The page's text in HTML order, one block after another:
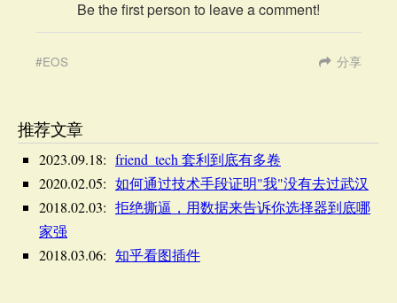
Be the first person to leave a comment!
分享
EOS
推荐文章
2023.09.18: friend_tech 套利到底有多卷
2020.02.05: 如何通过技术手段证明"我"没有去过武汉
2018.02.03: 拒绝撕逼，用数据来告诉你选择器到底哪
家强
2018.03.06: 知乎看图插件